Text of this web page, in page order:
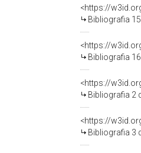
<https://
Bibliografia
<https://
Bibliografia
<https://
Bibliografia 2
<https://
Bibliografia 3